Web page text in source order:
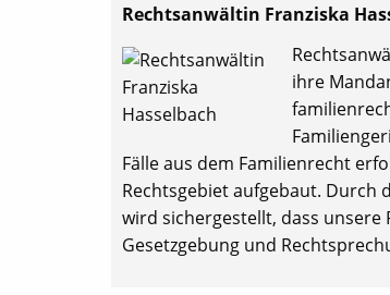
Rechtsanwältin Franziska
ihre
Fälle aus dem Familienrecht
Rechtsgebiet aufgebaut. Durch
wird sichergestellt, dass unsere
Gesetzgebung und